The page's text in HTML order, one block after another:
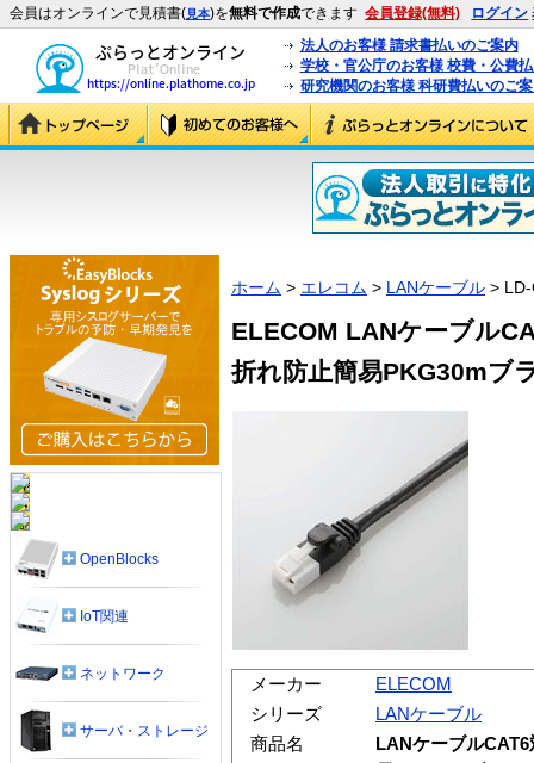
会員はオンラインで見積書(見本)を無料で作成できます 会員登録(無料) ログイン
法人のお客様 請求書払いのご案内
学校・官公庁のお客様 校費・公費
研究機関のお客様 科研費払いのご
ホーム > エレコム > LANケーブル >
ELECOM LANケーブル
折れ防止簡易PKG30mブ
メーカー
ELECOM
シリーズ
LANケーブル
商品名
LANケーブル
OpenBlocks
IoT関連
ネットワーク
サーバ・ストレージ